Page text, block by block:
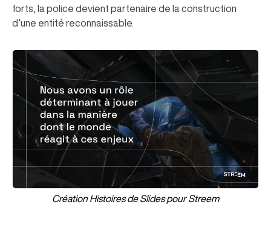
forts, la police devient partenaire de la construction
d’une entité reconnaissable.
Création Histoires de Slides pour Streem